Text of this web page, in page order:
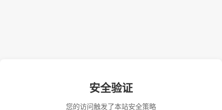
安全验证
您的访问触发了本站安全策略